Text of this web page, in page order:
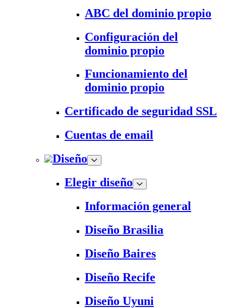
ABC del dominio propio
Configuración del
dominio propio
Funcionamiento del
dominio propio
Certificado de seguridad SSL
Cuentas de email
Diseño
Elegir diseño
Información general
Diseño Brasilia
Diseño Baires
Diseño Recife
Diseño Uyuni